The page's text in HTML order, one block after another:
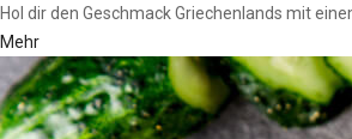
Hol dir den Geschmack Griechenlands mit
Mehr